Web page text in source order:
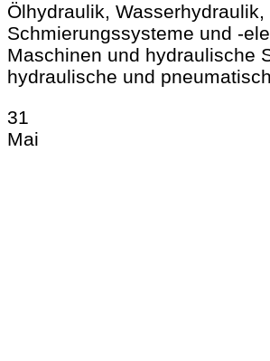
Ölhydraulik, Wasserhydraulik,
Schmierungssysteme und -
Maschinen und hydraulische
hydraulische und
31
Mai